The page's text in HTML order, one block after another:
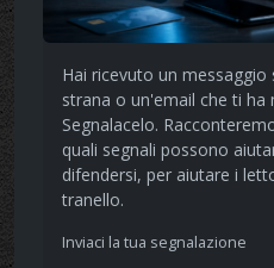
Hai ricevuto un
strana o un'email che ti ha
Segnalacelo.
quali segnali possono
difendersi, per aiutare i
tranello.
Inviaci la tua segnalazione